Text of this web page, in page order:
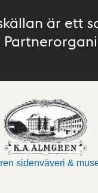
är ett
sidenväveri &